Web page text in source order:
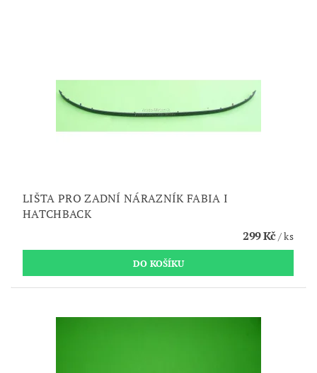
LIŠTA PRO ZADNÍ NÁRAZNÍK FABIA I
HATCHBACK
299 Kč/ ks